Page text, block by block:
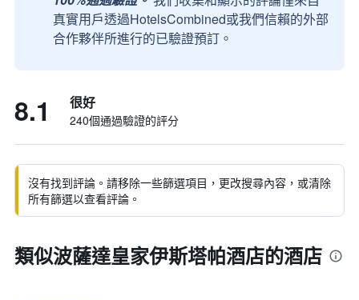
真實用戶透過HotelsCombined或我們信賴的外部
合作夥伴所進行的已驗證預訂。
8.1 很好
240個通過驗證的評分
沒有找到評論。請移除一些篩選項目，更改搜尋內容，或清除
所有篩選以查看評論。
類似波薩達皇家伊斯塔帕酒店的酒店